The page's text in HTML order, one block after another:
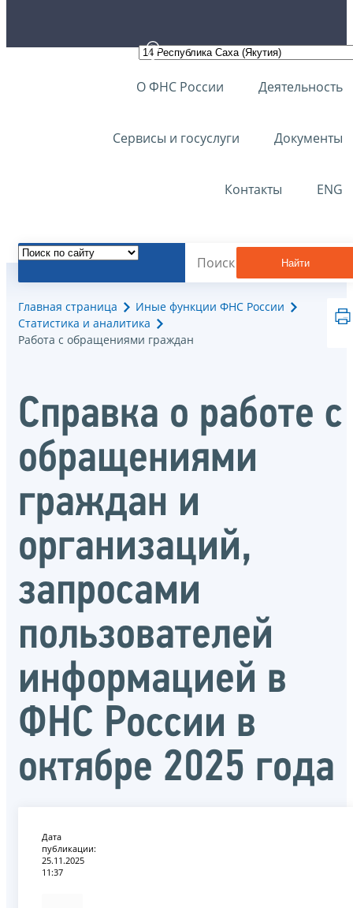
О ФНС России Деятельность
Сервисы и госуслуги Документы
Контакты ENG
Найти
Главная страница
Иные функции ФНС России
Статистика и аналитика
Работа с обращениями граждан
Справка о работе с
обращениями
граждан и
организаций,
запросами
пользователей
информацией в
ФНС России в
октябре 2025 года
Дата
публикации:
25.11.2025
11:37